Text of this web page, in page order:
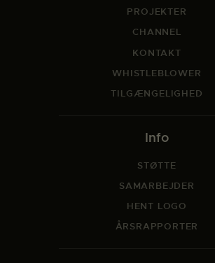
PROJEKTER
CHANNEL
KONTAKT
WHISTLEBLOWER
TILGÆNGELIGHED
Info
STØTTE
SAMARBEJDER
HENT LOGO
ÅRSRAPPORTER